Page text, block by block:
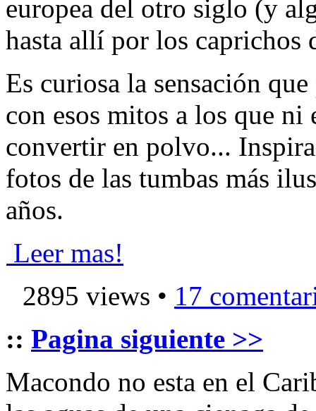
europea del otro siglo (y
hasta allí por los caprichos
Es curiosa la sensación
con esos mitos a los que
convertir en polvo...
fotos de las tumbas más
años.
Leer mas!
2895 views • 17
:: Pagina siguiente >>
Macondo no esta en el